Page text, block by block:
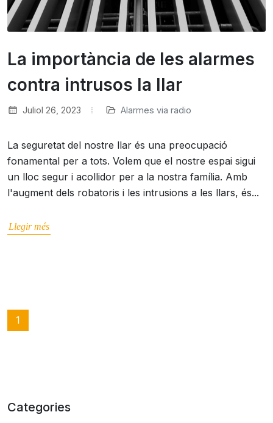
La importància de les alarmes
contra intrusos la llar
Juliol 26, 2023 Alarmes via radio
La seguretat del nostre llar és una preocupació
fonamental per a tots. Volem que el nostre espai sigui
un lloc segur i acollidor per a la nostra família. Amb
l'augment dels robatoris i les intrusions a les llars, és...
Llegir més
1
Categories